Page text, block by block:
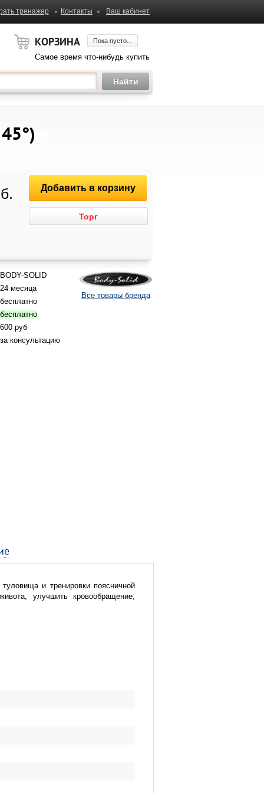
тренажер Контакты Ваш кабинет
КОРЗИНА Пока пусто...
Самое время что-нибудь купить
Добавить в корзину
Торг
BODY-SOLID
24 месяца
бесплатно
бесплатно
600 руб
за консультацию
Все товары бренда
и тренировки поясничной
улучшить кровообращение,